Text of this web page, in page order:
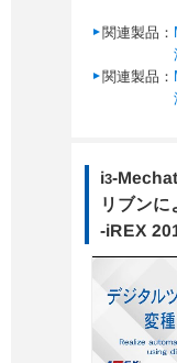
関連製品：
関連製品：
i3-
リブンに
-iREX